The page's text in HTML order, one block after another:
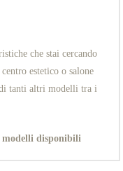
che stai cercando
estetico o salone
tanti altri modelli tra i
modelli disponibili